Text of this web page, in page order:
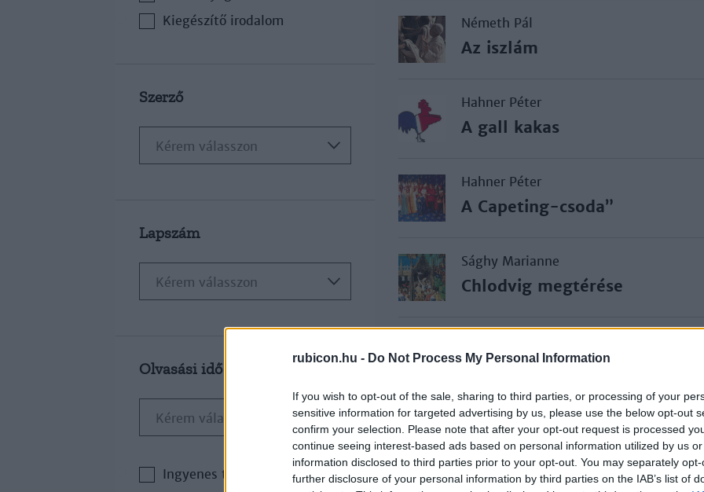
rubicon.hu - Do Not Process My Personal Information
If you wish to opt-out of the sale, sharing to third parties, or processing of your
sensitive information for targeted advertising by us, please use the below opt-out
confirm your selection. Please note that after your opt-out request is processed
continue seeing interest-based ads based on personal information utilized by us
information disclosed to third parties prior to your opt-out. You may separately
further disclosure of your personal information by third parties on the IAB’s list of
Kiegészítő irodalom
Szerző
Lapszám
Olvasási idő
Ingyenes tartalom
Németh Pál
Az iszlám
Hahner Péter
A gall kakas
Hahner Péter
A Capeting-csoda”
Sághy Marianne
Chlodvig megtérése
A Német Királyság és a
Katus László
A nyugati